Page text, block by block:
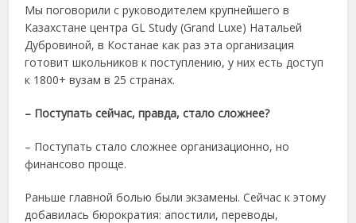
Мы поговорили с руководителем крупнейшего в
Казахстане центра GL Study (Grand Luxe) Натальей
Дубровиной, в Костанае как раз эта организация
готовит школьников к поступлению, у них есть доступ
к 1800+ вузам в 25 странах.
– Поступать сейчас, правда, стало сложнее?
– Поступать стало сложнее организационно, но
финансово проще.
Раньше главной болью были экзамены. Сейчас к этому
добавилась бюрократия: апостили, переводы,